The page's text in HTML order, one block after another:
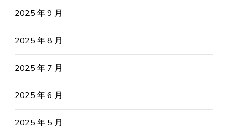
2025 年 9 月
2025 年 8 月
2025 年 7 月
2025 年 6 月
2025 年 5 月